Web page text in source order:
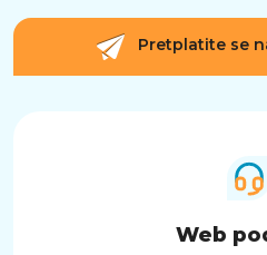
Pretplatite se
Web